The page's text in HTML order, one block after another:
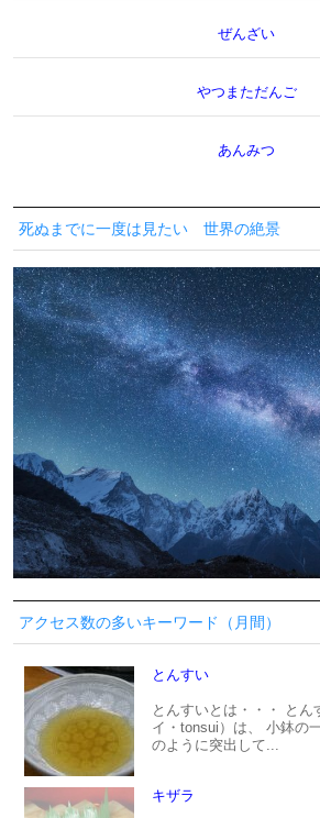
ぜんざい
やつまただんご
あんみつ
死ぬまでに一度は見たい 世界の絶景
アクセス数の多いキーワード（月間）
とんすい
とんすいとは・・・ とん
イ・tonsui）は、 小鉢の
のように突出して...
キザラ